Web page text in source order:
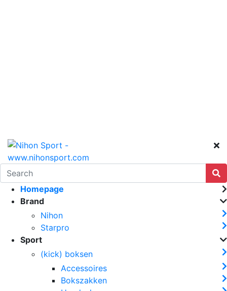
Homepage
Brand
Nihon
Starpro
Sport
(kick) boksen
Accessoires
Bokszakken